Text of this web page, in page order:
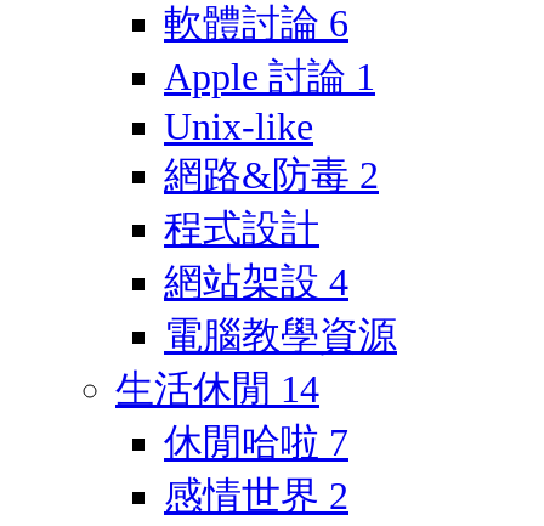
軟體討論 6
Apple 討論 1
Unix-like
網路&防毒 2
程式設計
網站架設 4
電腦教學資源
生活休閒 14
休閒哈啦 7
感情世界 2